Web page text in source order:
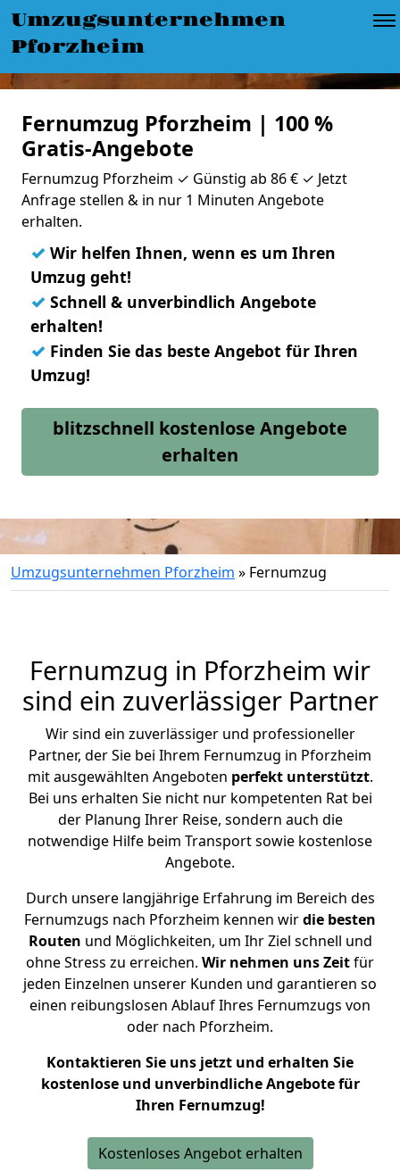
Umzugsunternehmen
Pforzheim
Fernumzug Pforzheim | 100 %
Gratis-Angebote
Fernumzug Pforzheim ✓ Günstig ab 86 € ✓ Jetzt
Anfrage stellen & in nur 1 Minuten Angebote
erhalten.
✓ Wir helfen Ihnen, wenn es um Ihren
Umzug geht!
✓ Schnell & unverbindlich Angebote
erhalten!
✓ Finden Sie das beste Angebot für Ihren
Umzug!
blitzschnell kostenlose Angebote
erhalten
Umzugsunternehmen Pforzheim » Fernumzug
Fernumzug in Pforzheim wir
sind ein zuverlässiger Partner
Wir sind ein zuverlässiger und professioneller
Partner, der Sie bei Ihrem Fernumzug in Pforzheim
mit ausgewählten Angeboten perfekt unterstützt.
Bei uns erhalten Sie nicht nur kompetenten Rat bei
der Planung Ihrer Reise, sondern auch die
notwendige Hilfe beim Transport sowie kostenlose
Angebote.
Durch unsere langjährige Erfahrung im Bereich des
Fernumzugs nach Pforzheim kennen wirdie besten
Routen und Möglichkeiten, um Ihr Ziel schnell und
ohne Stress zu erreichen. Wir nehmen uns Zeitfür
jeden Einzelnen unserer Kunden und garantieren so
einen reibungslosen Ablauf Ihres Fernumzugs von
oder nach Pforzheim.
Kontaktieren Sie uns jetzt und erhalten Sie
kostenlose und unverbindliche Angebote für
Ihren Fernumzug!
Kostenloses Angebot erhalten